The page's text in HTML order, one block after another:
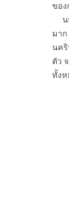
ของ
นพ
มาก
นคริ
ตัว
ทั้งห